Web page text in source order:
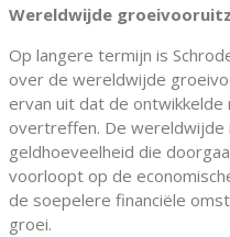
Wereldwijde
Op langere termijn is
over de wereldwijde
ervan uit dat de ontwikkelde
overtreffen. De
geldhoeveelheid die
voorloopt op de
de soepelere financiële
groei.